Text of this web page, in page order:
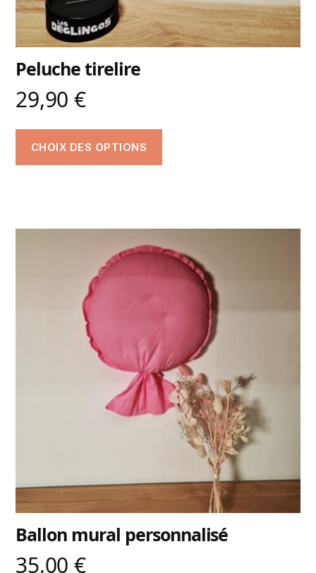
Peluche tirelire
29,90 €
CHOIX DES OPTIONS
Ballon mural personnalisé
35,00 €